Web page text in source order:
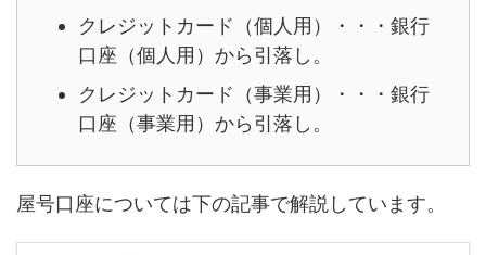
クレジットカード（個人用）・・・銀行
口座（個人用）から引落し。
クレジットカード（事業用）・・・銀行
口座（事業用）から引落し。
屋号口座については下の記事で解説しています。